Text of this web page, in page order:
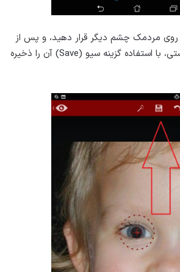
روی مردمک چشم دیگر قرار دهید، و پس از
انجام تغییر با چوب دستی، با استفاده گزینه سیو (Save) آن را ذخیره